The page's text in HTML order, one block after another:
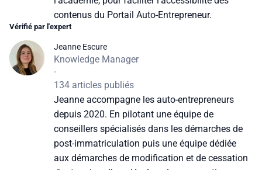
contenus du Portail Auto-Entrepreneur.
Vérifié par l'expert
Jeanne Escure
Knowledge Manager
·
134 articles publiés
Jeanne accompagne les auto-entrepreneurs
depuis 2020. En pilotant une équipe de
conseillers spécialisés dans les démarches de
post-immatriculation puis une équipe dédiée
aux démarches de modification et de cessation